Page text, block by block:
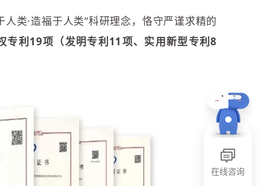
类·造福于人类”科研理念，恪守严谨求精的
专利19项（发明专利11项、实用新型专利8
在线咨询